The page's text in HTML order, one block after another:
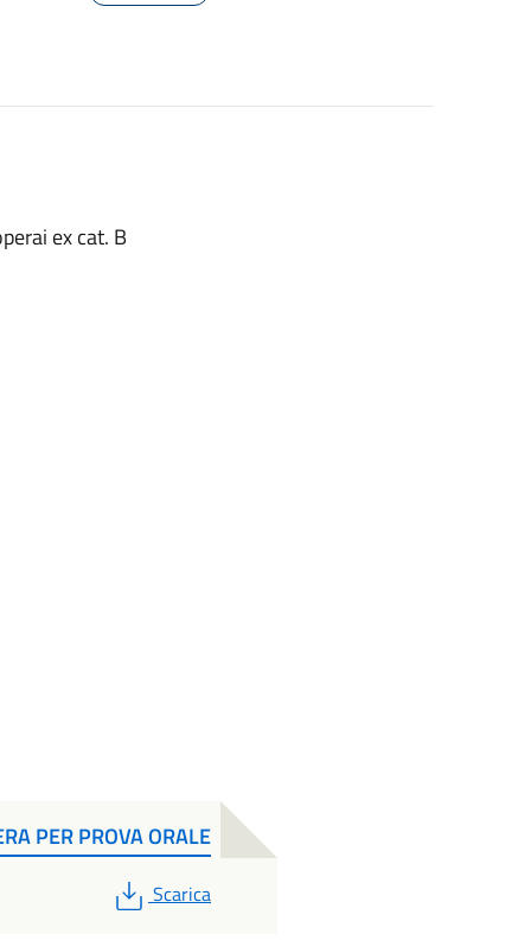
ex cat. B
PER PROVA ORALE
PDF
Scarica